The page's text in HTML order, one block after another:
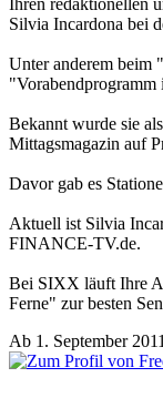
Ihren redaktionellen
Silvia Incardona bei
Unter anderem beim
"Vorabendprogramm
Bekannt wurde sie
Mittagsmagazin auf
Davor gab es
Aktuell ist Silvia
FINANCE-TV.de.
Bei SIXX läuft Ihre
Ferne" zur besten
Ab 1. September 2011